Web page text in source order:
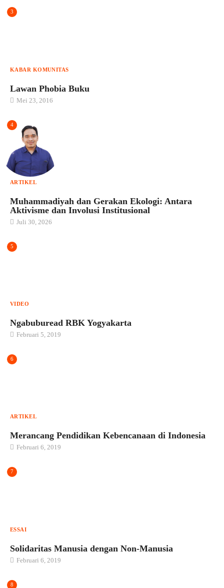
3
KABAR KOMUNITAS
Lawan Phobia Buku
Mei 23, 2016
4
ARTIKEL
Muhammadiyah dan Gerakan Ekologi: Antara
Aktivisme dan Involusi Institusional
Juli 30, 2026
5
VIDEO
Ngabuburead RBK Yogyakarta
Februari 5, 2019
6
ARTIKEL
Merancang Pendidikan Kebencanaan di Indonesia
Februari 6, 2019
7
ESSAI
Solidaritas Manusia dengan Non-Manusia
Februari 6, 2019
8